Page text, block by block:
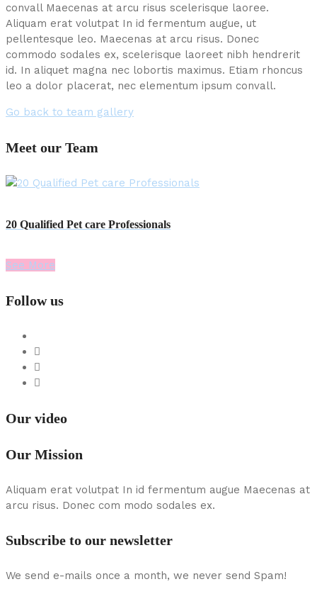
convall Maecenas at arcu risus scelerisque laoree.
Aliquam erat volutpat In id fermentum augue, ut
pellentesque leo. Maecenas at arcu risus. Donec
commodo sodales ex, scelerisque laoreet nibh hendrerit
id. In aliquet magna nec lobortis maximus. Etiam rhoncus
leo a dolor placerat, nec elementum ipsum convall.
Go back to team gallery
Meet our Team
20 Qualified Pet care Professionals
See More
Follow us
Our video
Our Mission
Aliquam erat volutpat In id fermentum augue Maecenas at
arcu risus. Donec com modo sodales ex.
Subscribe to our newsletter
We send e-mails once a month, we never send Spam!